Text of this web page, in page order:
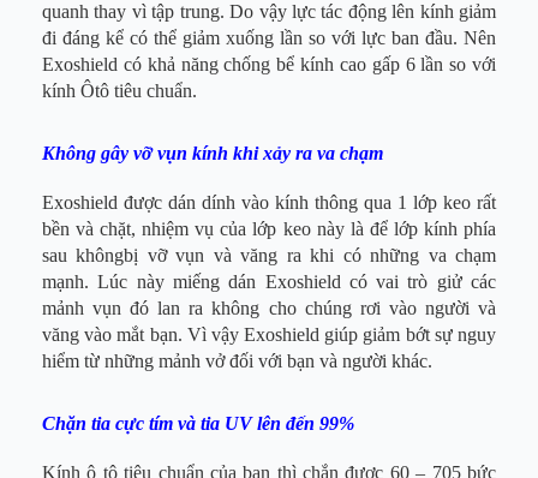
quanh thay vì tập trung. Do vậy lực tác động lên kính giảm
đi đáng kể có thể giảm xuống lần so với lực ban đầu. Nên
Exoshield có khả năng chống bể kính cao gấp 6 lần so với
kính Ôtô tiêu chuẩn.
Không gây vỡ vụn kính khi xảy ra va chạm
Exoshield được dán dính vào kính thông qua 1 lớp keo rất
bền và chặt, nhiệm vụ của lớp keo này là để lớp kính phía
sau khôngbị vỡ vụn và văng ra khi có những va chạm
mạnh. Lúc này miếng dán Exoshield có vai trò giử các
mảnh vụn đó lan ra không cho chúng rơi vào người và
văng vào mắt bạn. Vì vậy Exoshield giúp giảm bớt sự nguy
hiểm từ những mảnh vở đối với bạn và người khác.
Chặn tia cực tím và tia UV lên đến 99%
Kính ô tô tiêu chuẩn của bạn thì chắn được 60 – 705 bức